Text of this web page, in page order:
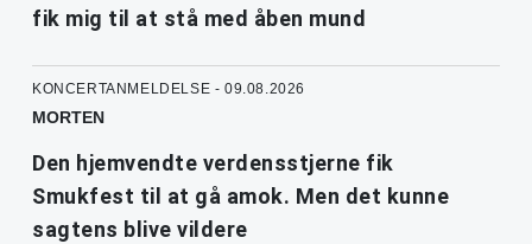
fik mig til at stå med åben mund
KONCERTANMELDELSE - 09.08.2026
MORTEN
Den hjemvendte verdensstjerne fik
Smukfest til at gå amok. Men det kunne
sagtens blive vildere